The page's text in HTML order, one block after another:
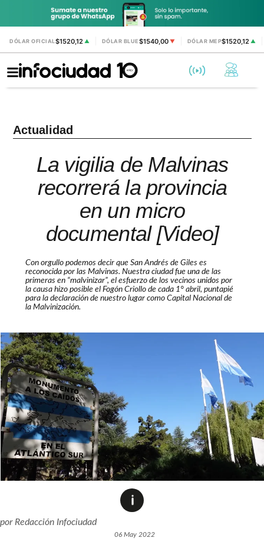
DÓLAR OFICIAL$1520,12 ▲ DÓLAR BLUE$1540,00 ▼ DÓLAR MEP$1520,12 ▲
Actualidad
La vigilia de Malvinas
recorrerá la provincia
en un micro
documental [Video]
Con orgullo podemos decir que San Andrés de Giles es
reconocida por las Malvinas. Nuestra ciudad fue una de las
primeras en “malvinizar”, el esfuerzo de los vecinos unidos por
la causa hizo posible el Fogón Criollo de cada 1° abril, puntapié
para la declaración de nuestro lugar como Capital Nacional de
la Malvinización.
porRedacción Infociudad
06 May 2022